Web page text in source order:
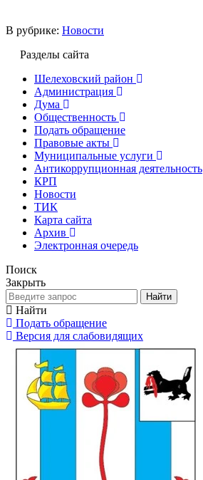
В рубрике: Новости
Разделы сайта
Шелеховский район
Администрация
Дума
Общественность
Подать обращение
Правовые акты
Муниципальные услуги
Антикоррупционная деятельность
КРП
Новости
ТИК
Карта сайта
Архив
Электронная очередь
Поиск
Закрыть
Найти
Найти
Подать обращение
Версия для слабовидящих